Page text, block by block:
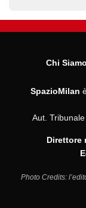
Chi Siamo
SpazioMilan
Aut.
Direttore
Photo Credits: